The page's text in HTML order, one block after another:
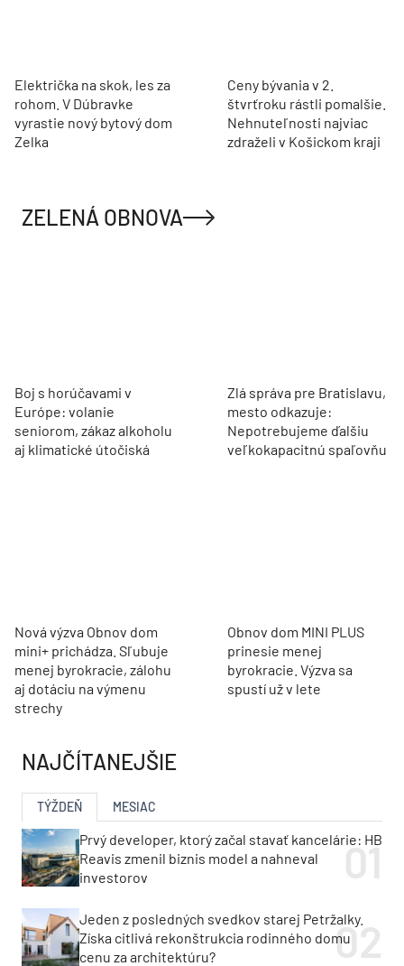
Električka na skok, les za
rohom. V Dúbravke
vyrastie nový bytový dom
Zelka
Ceny bývania v 2.
štvrťroku rástli pomalšie.
Nehnuteľnosti najviac
zdraželi v Košickom kraji
ZELENÁ OBNOVA
Boj s horúčavami v
Európe: volanie
seniorom, zákaz alkoholu
aj klimatické útočiská
Zlá správa pre Bratislavu,
mesto odkazuje:
Nepotrebujeme ďalšiu
veľkokapacitnú spaľovňu
Nová výzva Obnov dom
mini+ prichádza. Sľubuje
menej byrokracie, zálohu
aj dotáciu na výmenu
strechy
Obnov dom MINI PLUS
prinesie menej
byrokracie. Výzva sa
spustí už v lete
NAJČÍTANEJŠIE
TÝŽDEŇ MESIAC
Prvý developer, ktorý začal stavať kancelárie: HB
Reavis zmenil biznis model a nahneval
investorov
Jeden z posledných svedkov starej Petržalky.
Získa citlivá rekonštrukcia rodinného domu
cenu za architektúru?